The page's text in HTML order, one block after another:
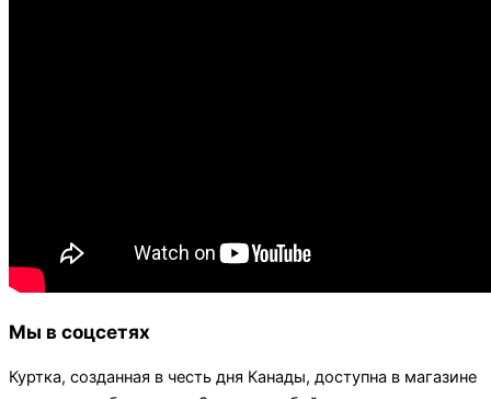
Мы в соцсетях
Куртка, созданная в честь дня Канады, доступна в магазине